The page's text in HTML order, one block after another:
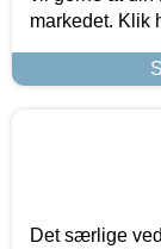
markedet. Klik
Det særlige